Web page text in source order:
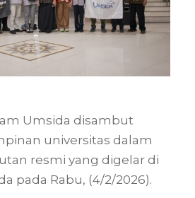
Umsida disambut
universitas dalam
resmi yang digelar di
pada Rabu, (4/2/2026).